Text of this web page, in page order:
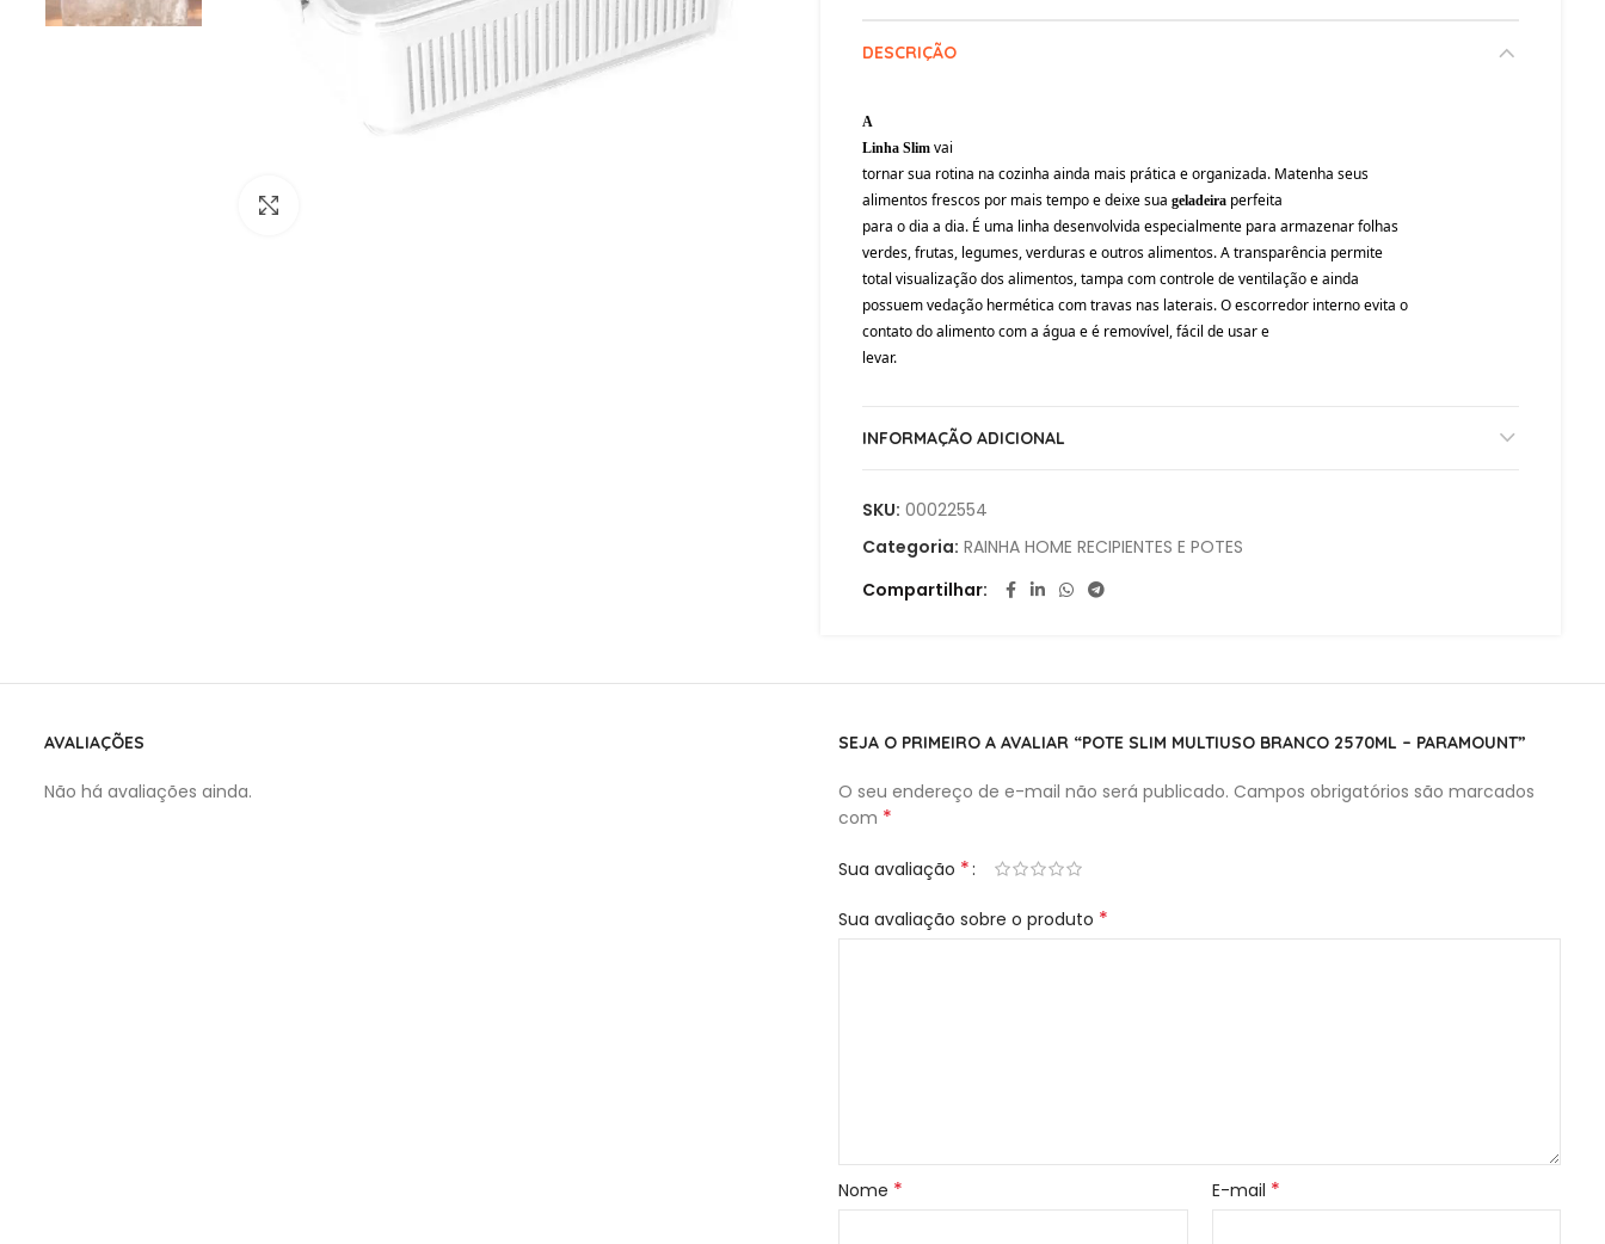
DESCRIÇÃO
A
Linha Slim vai
tornar sua rotina na cozinha ainda mais prática e organizada. Matenha seus
alimentos frescos por mais tempo e deixe sua geladeira perfeita
para o dia a dia. É uma linha desenvolvida especialmente para armazenar folhas
verdes, frutas, legumes, verduras e outros alimentos. A transparência permite
total visualização dos alimentos, tampa com controle de ventilação e ainda
possuem vedação hermética com travas nas laterais. O escorredor interno evita o
contato do alimento com a água e é removível, fácil de usar e
levar.
INFORMAÇÃO ADICIONAL
SKU: 00022554
Categoria: RAINHA HOME RECIPIENTES E POTES
Compartilhar
AVALIAÇÕES
Não há avaliações ainda.
SEJA O PRIMEIRO A AVALIAR “POTE SLIM MULTIUSO BRANCO 2570ML – PARAMOUNT”
O seu endereço de e-mail não será publicado. Campos obrigatórios são marcados
com *
Sua avaliação *
Sua avaliação sobre o produto *
Nome * E-mail *